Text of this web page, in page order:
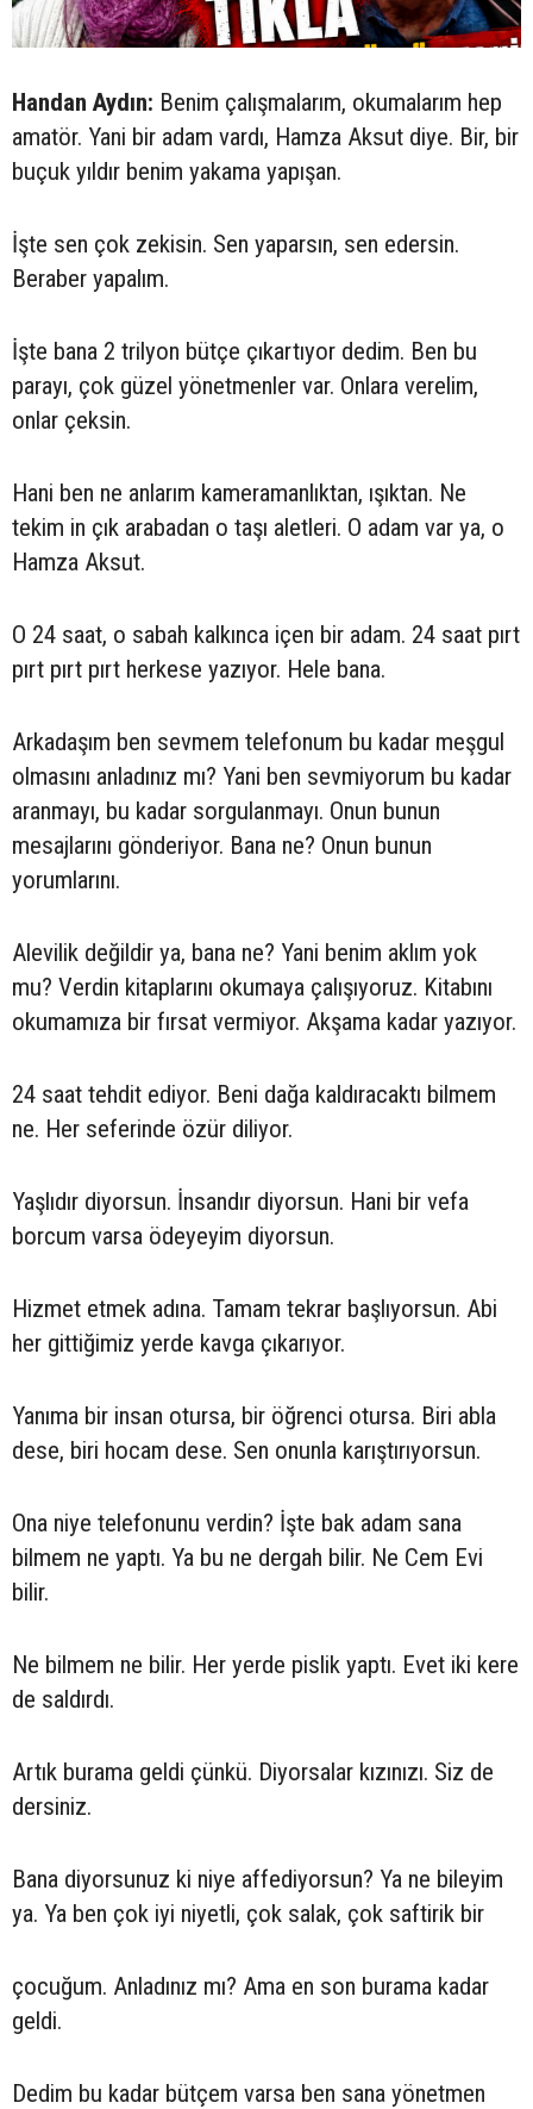
Handan Aydın: Benim çalışmalarım, okumalarım hep
amatör. Yani bir adam vardı, Hamza Aksut diye. Bir, bir
buçuk yıldır benim yakama yapışan.
İşte sen çok zekisin. Sen yaparsın, sen edersin.
Beraber yapalım.
İşte bana 2 trilyon bütçe çıkartıyor dedim. Ben bu
parayı, çok güzel yönetmenler var. Onlara verelim,
onlar çeksin.
Hani ben ne anlarım kameramanlıktan, ışıktan. Ne
tekim in çık arabadan o taşı aletleri. O adam var ya, o
Hamza Aksut.
O 24 saat, o sabah kalkınca içen bir adam. 24 saat pırt
pırt pırt pırt herkese yazıyor. Hele bana.
Arkadaşım ben sevmem telefonum bu kadar meşgul
olmasını anladınız mı? Yani ben sevmiyorum bu kadar
aranmayı, bu kadar sorgulanmayı. Onun bunun
mesajlarını gönderiyor. Bana ne? Onun bunun
yorumlarını.
Alevilik değildir ya, bana ne? Yani benim aklım yok
mu? Verdin kitaplarını okumaya çalışıyoruz. Kitabını
okumamıza bir fırsat vermiyor. Akşama kadar yazıyor.
24 saat tehdit ediyor. Beni dağa kaldıracaktı bilmem
ne. Her seferinde özür diliyor.
Yaşlıdır diyorsun. İnsandır diyorsun. Hani bir vefa
borcum varsa ödeyeyim diyorsun.
Hizmet etmek adına. Tamam tekrar başlıyorsun. Abi
her gittiğimiz yerde kavga çıkarıyor.
Yanıma bir insan otursa, bir öğrenci otursa. Biri abla
dese, biri hocam dese. Sen onunla karıştırıyorsun.
Ona niye telefonunu verdin? İşte bak adam sana
bilmem ne yaptı. Ya bu ne dergah bilir. Ne Cem Evi
bilir.
Ne bilmem ne bilir. Her yerde pislik yaptı. Evet iki kere
de saldırdı.
Artık burama geldi çünkü. Diyorsalar kızınızı. Siz de
dersiniz.
Bana diyorsunuz ki niye affediyorsun? Ya ne bileyim
ya. Ya ben çok iyi niyetli, çok salak, çok saftirik bir
çocuğum. Anladınız mı? Ama en son burama kadar
geldi.
Dedim bu kadar bütçem varsa ben sana yönetmen